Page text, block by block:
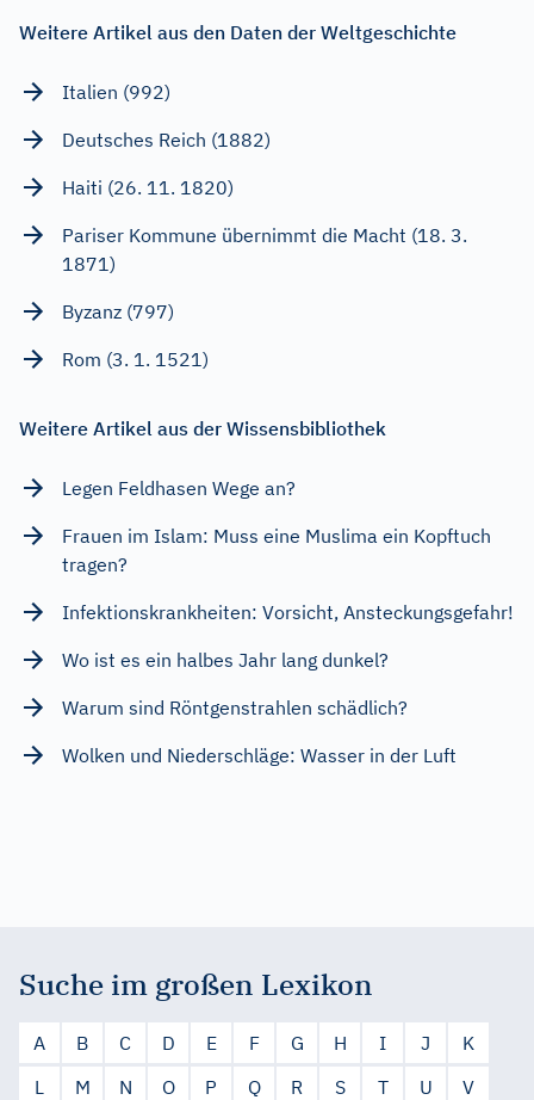
Weitere Artikel aus den Daten der Weltgeschichte
Italien (992)
Deutsches Reich (1882)
Haiti (26. 11. 1820)
Pariser Kommune übernimmt die Macht (18. 3.
1871)
Byzanz (797)
Rom (3. 1. 1521)
Weitere Artikel aus der Wissensbibliothek
Legen Feldhasen Wege an?
Frauen im Islam: Muss eine Muslima ein Kopftuch
tragen?
Infektionskrankheiten: Vorsicht, Ansteckungsgefahr!
Wo ist es ein halbes Jahr lang dunkel?
Warum sind Röntgenstrahlen schädlich?
Wolken und Niederschläge: Wasser in der Luft
Suche im großen Lexikon
A B C D E F G H I J
K
L
M N O P Q R S T U
V